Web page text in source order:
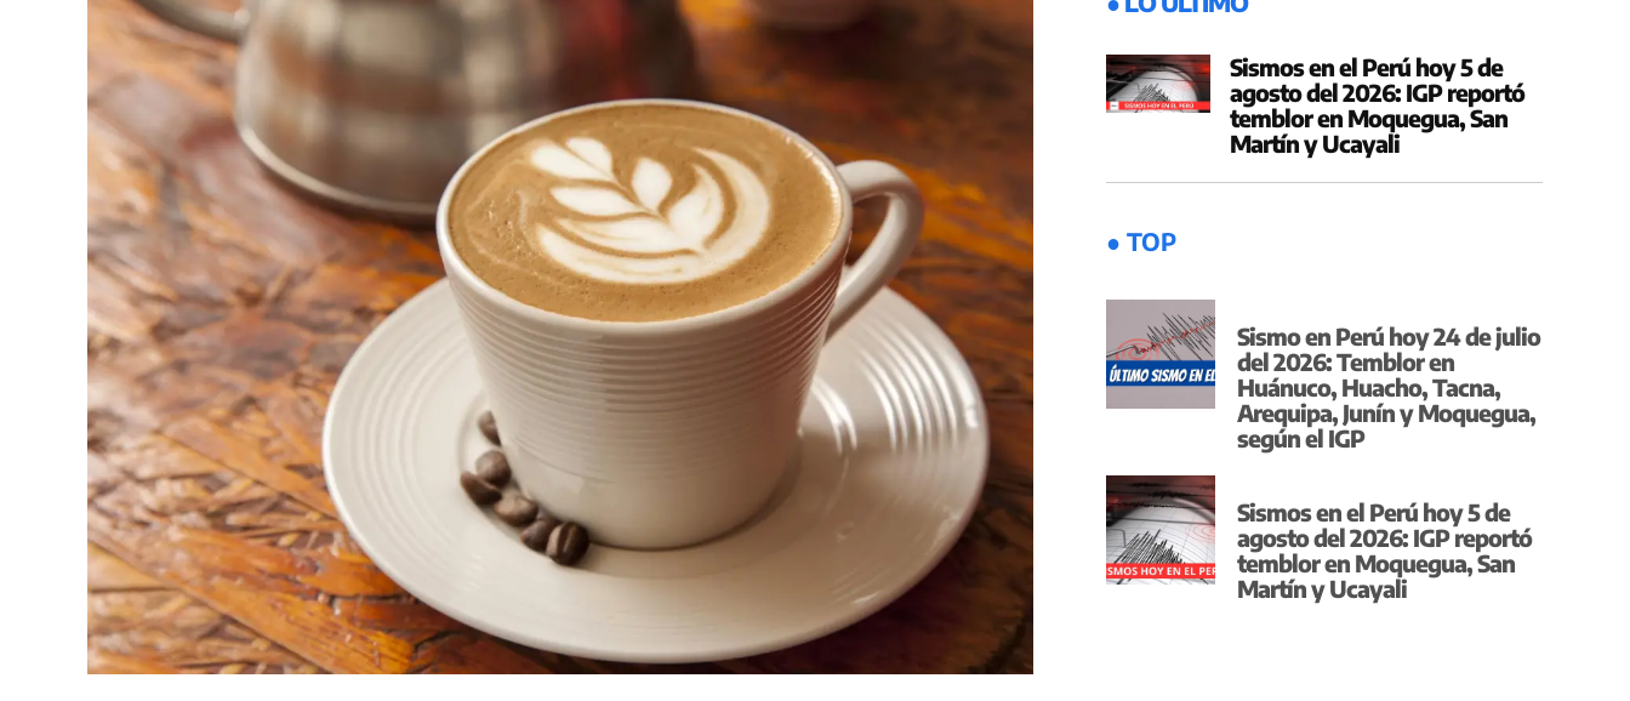
Sismos en el Perú hoy 5 de
agosto del 2026: IGP reportó
temblor en Moquegua, San
Martín y Ucayali
● TOP
Sismo en Perú hoy 24 de julio
del 2026: Temblor en
Huánuco, Huacho, Tacna,
Arequipa, Junín y Moquegua,
según el IGP
Sismos en el Perú hoy 5 de
agosto del 2026: IGP reportó
temblor en Moquegua, San
Martín y Ucayali